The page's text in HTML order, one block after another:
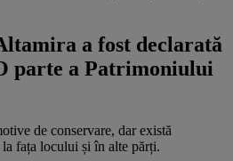
a fost declarată
parte a Patrimoniului
de conservare, dar există
fața locului și în alte părți.